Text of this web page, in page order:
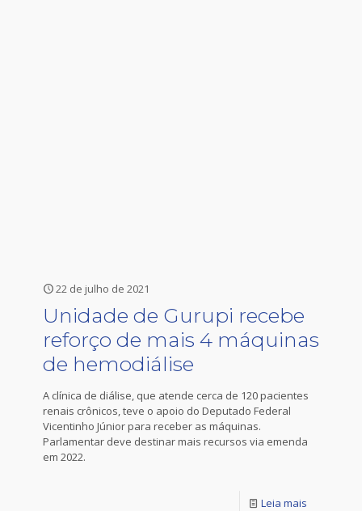
22 de julho de 2021
Unidade de Gurupi recebe
reforço de mais 4 máquinas
de hemodiálise
A clínica de diálise, que atende cerca de 120 pacientes
renais crônicos, teve o apoio do Deputado Federal
Vicentinho Júnior para receber as máquinas.
Parlamentar deve destinar mais recursos via emenda
em 2022.
Leia mais